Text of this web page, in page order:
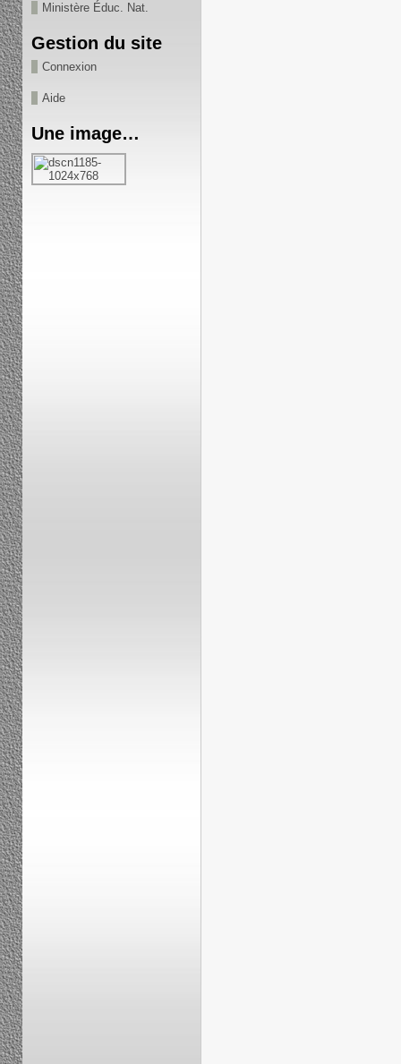
Ministère Éduc. Nat.
Gestion du site
Connexion
Aide
Une image…